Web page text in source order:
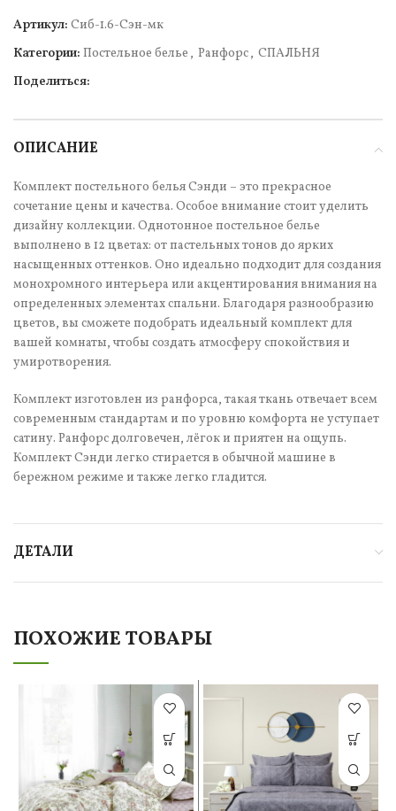
Артикул: Сиб-1.6-Сэн-мк
Категории: Постельное белье , Ранфорс, СПАЛЬНЯ
Поделиться:
ОПИСАНИЕ
Комплект постельного белья Сэнди – это прекрасное
сочетание цены и качества. Особое внимание стоит уделить
дизайну коллекции. Однотонное постельное белье
выполнено в 12 цветах: от пастельных тонов до ярких
насыщенных оттенков. Оно идеально подходит для создания
монохромного интерьера или акцентирования внимания на
определенных элементах спальни. Благодаря разнообразию
цветов, вы сможете подобрать идеальный комплект для
вашей комнаты, чтобы создать атмосферу спокойствия и
умиротворения.
Комплект изготовлен из ранфорса, такая ткань отвечает всем
современным стандартам и по уровню комфорта не уступает
сатину. Ранфорс долговечен, лёгок и приятен на ощупь.
Комплект Сэнди легко стирается в обычной машине в
бережном режиме и также легко гладится.
ДЕТАЛИ
ПОХОЖИЕ ТОВАРЫ